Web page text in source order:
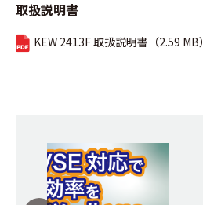
取扱説明書
KEW 2413F 取扱説明書（2.59 MB）